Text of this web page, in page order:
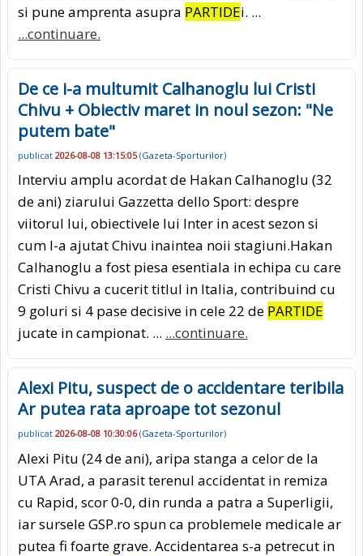
si pune amprenta asupra PARTIDEi. ...
...continuare.
De ce i-a multumit Calhanoglu lui Cristi
Chivu + Obiectiv maret in noul sezon: "Ne
putem bate"
publicat 2026-08-08 13:15:05(Gazeta-Sporturilor)
Interviu amplu acordat de Hakan Calhanoglu (32
de ani) ziarului Gazzetta dello Sport: despre
viitorul lui, obiectivele lui Inter in acest sezon si
cum l-a ajutat Chivu inaintea noii stagiuni.Hakan
Calhanoglu a fost piesa esentiala in echipa cu care
Cristi Chivu a cucerit titlul in Italia, contribuind cu
9 goluri si 4 pase decisive in cele 22 de PARTIDE
jucate in campionat. ... ...continuare.
Alexi Pitu, suspect de o accidentare teribila
Ar putea rata aproape tot sezonul
publicat 2026-08-08 10:30:06(Gazeta-Sporturilor)
Alexi Pitu (24 de ani), aripa stanga a celor de la
UTA Arad, a parasit terenul accidentat in remiza
cu Rapid, scor 0-0, din runda a patra a Superligii,
iar sursele GSP.ro spun ca problemele medicale ar
putea fi foarte grave. Accidentarea s-a petrecut in